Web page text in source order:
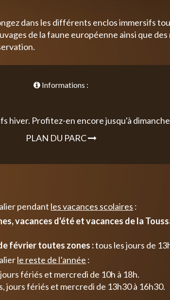
dans les différents enclos immersifs
de la faune européenne ainsi que
Informations :
hiver. Profitez-en encore jusqu'à
PLAN DU PARC
pendant les vacances scolaires :
vacances d'été et vacances de la
février toutes zones :tous les jours de
le reste de l’année :
fériés et mercredi de 10h à 18h.
jours fériés et mercredi de 13h30 à 16h30.